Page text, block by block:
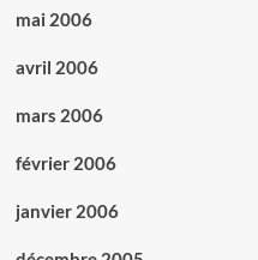
mai 2006
avril 2006
mars 2006
février 2006
janvier 2006